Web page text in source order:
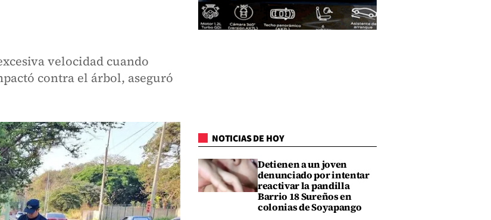
velocidad cuando
contra el árbol, aseguró
NOTICIAS DE HOY
Detienen a un joven
denunciado por intentar
reactivar la pandilla
Barrio 18 Sureños en
colonias de Soyapango